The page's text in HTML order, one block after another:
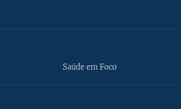
Saúde em Foco